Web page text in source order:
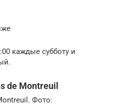
каждые субботу и
de Montreuil
Фото: